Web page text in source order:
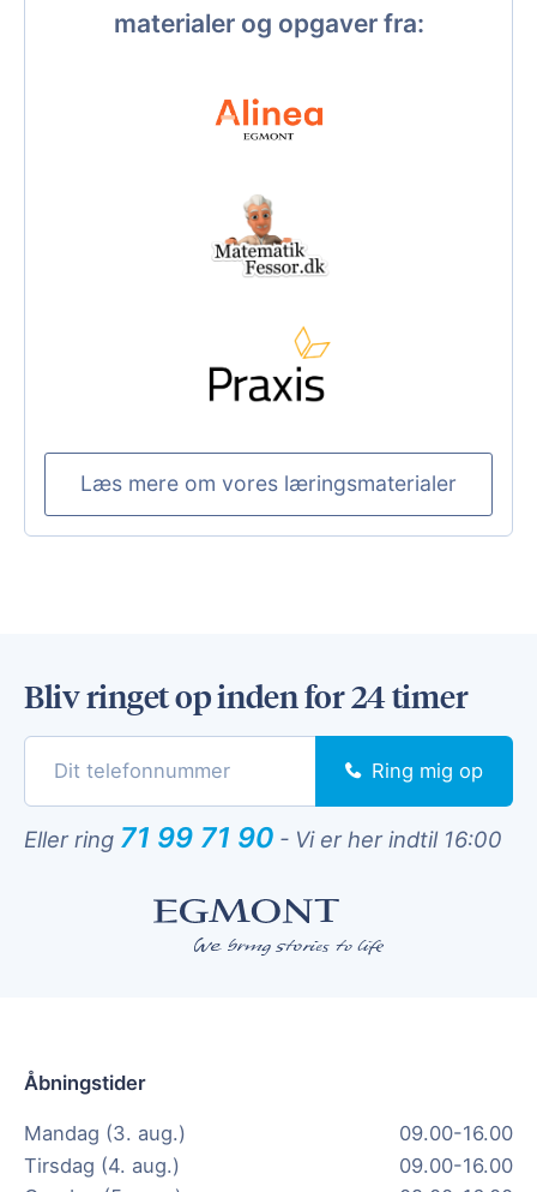
materialer og opgaver fra:
Læs mere om vores læringsmaterialer
Bliv ringet op inden for 24 timer
Ring mig op
Eller ring 71 99 71 90 - Vi er her indtil 16:00
Åbningstider
Mandag (3. aug.)
09.00-16.00
Tirsdag (4. aug.)
09.00-16.00